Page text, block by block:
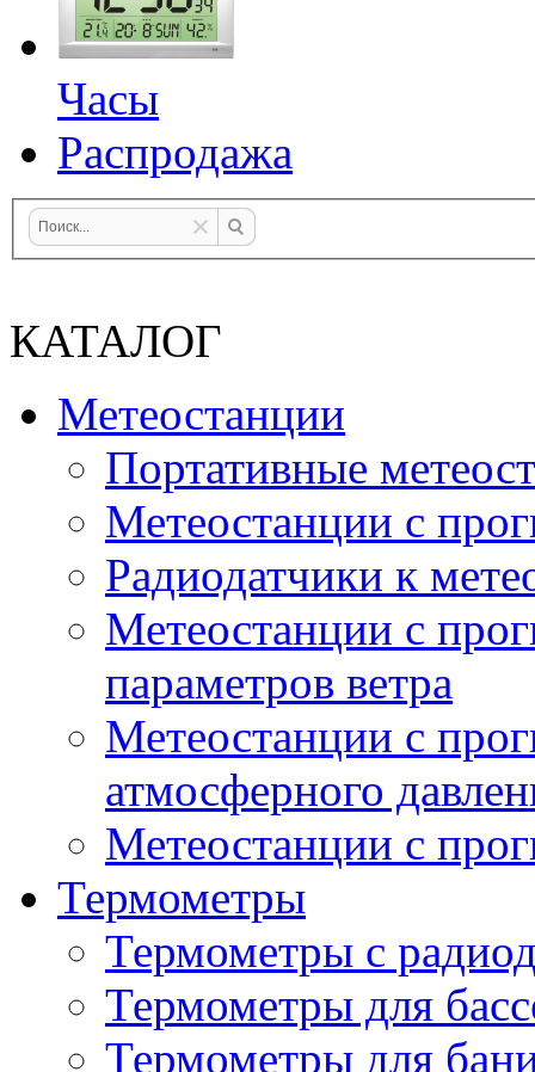
Часы
Распродажа
КАТАЛОГ
Метеостанции
Портативные
Метеостанции с
Радиодатчики к
Метеостанции с
параметров ветра
Метеостанции с
атмосферного
Метеостанции с
Термометры
Термометры с
Термометры для
Термометры для